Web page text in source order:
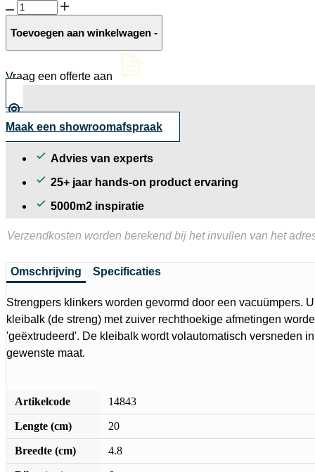
Straatbaksteen
Clare
ongetrommeld
Toevoegen aan winkelwagen -
Vraag een offerte aan
Maak een showroomafspraak
Advies van experts
25+ jaar hands-on product ervaring
5000m2 inspiratie
Verzendkosten worden berekend bij het invullen van het
Omschrijving Specificaties
Strengpers klinkers worden gevormd door een vacuümpers.
kleibalk (de streng) met zuiver rechthoekige afmetingen
'geëxtrudeerd'. De kleibalk wordt volautomatisch versneden
gewenste maat.
Artikelcode 14843
Lengte (cm) 20
Breedte (cm) 4.8